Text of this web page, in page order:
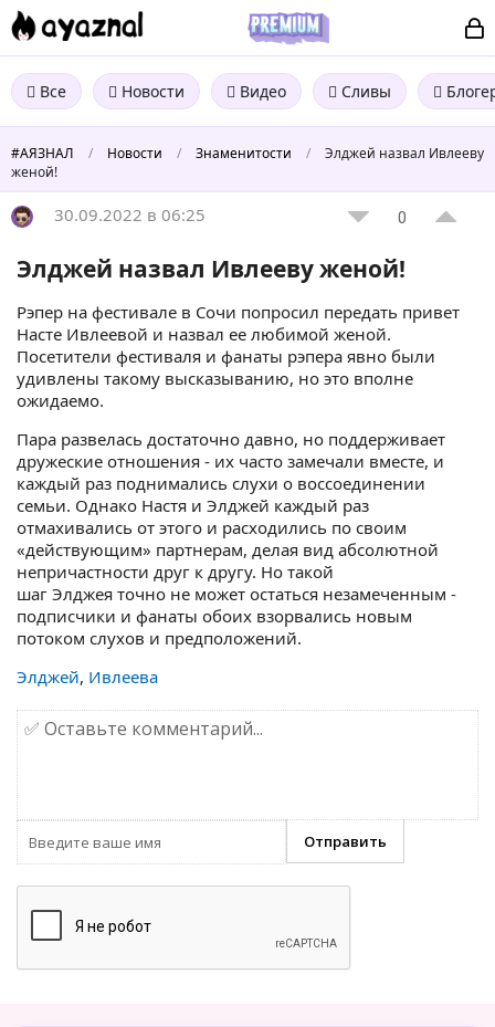
Все Новости Видео Сливы
#АЯЗНАЛ / Новости / Знаменитости /
Элджей назвал Ивлееву
женой!
30.09.2022 в 06:25 0
Элджей назвал Ивлееву женой!
Рэпер на фестивале в Сочи попросил передать привет
Насте Ивлеевой и назвал ее любимой женой.
Посетители фестиваля и фанаты рэпера явно были
удивлены такому высказыванию, но это вполне
ожидаемо.
Пара развелась достаточно давно, но поддерживает
дружеские отношения - их часто замечали вместе, и
каждый раз поднимались слухи о воссоединении
семьи. Однако Настя и Элджей каждый раз
отмахивались от этого и расходились по своим
«действующим» партнерам, делая вид абсолютной
непричастности друг к другу. Но такой
шаг Элджея точно не может остаться незамеченным -
подписчики и фанаты обоих взорвались новым
потоком слухов и предположений.
Элджей, Ивлеева